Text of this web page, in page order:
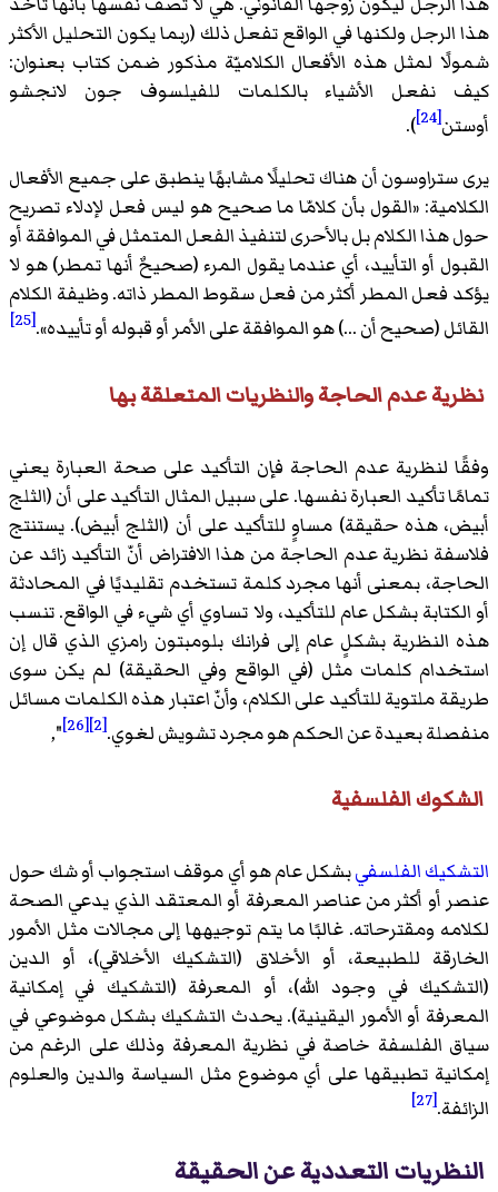
هذا الرجل ولكنها في الواقع تفعل ذلك (ربما يكون التحليل الأكثر
شمولًا لمثل هذه الأفعال الكلاميّة مذكور ضمن كتاب بعنوان:
كيف نفعل الأشياء بالكلمات للفيلسوف جون لانجشو
أوستن[24]
).
يرى ستراوسون أن هناك تحليلًا مشابهًا ينطبق على جميع الأفعال
الكلامية: «القول بأن كلامّا ما صحيح هو ليس فعل لإدلاء تصريح
حول هذا الكلام بل بالأحرى لتنفيذ الفعل المتمثل في الموافقة أو
القبول أو التأييد، أي عندما يقول المرء (صحيحٌ أنها تمطر) هو لا
يؤكد فعل المطر أكثر من فعل سقوط المطر ذاته. وظيفة الكلام
القائل (صحيح أن ...) هو الموافقة على الأمر أو قبوله أو تأييده».[25]
نظرية عدم الحاجة والنظريات المتعلقة بها
وفقًا لنظرية عدم الحاجة فإن التأكيد على صحة العبارة يعني
تمامًا تأكيد العبارة نفسها. على سبيل المثال التأكيد على أن (الثلج
أبيض، هذه حقيقة) مساوٍ للتأكيد على أن (الثلج أبيض). يستنتج
فلاسفة نظرية عدم الحاجة من هذا الافتراض أنّ التأكيد زائد عن
الحاجة، بمعنى أنها مجرد كلمة تستخدم تقليديًا في المحادثة
أو الكتابة بشكل عام للتأكيد، ولا تساوي أي شيء في الواقع. تنسب
هذه النظرية بشكلٍ عام إلى فرانك بلومبتون رامزي الذي قال إن
استخدام كلمات مثل (في الواقع وفي الحقيقة) لم يكن سوى
طريقة ملتوية للتأكيد على الكلام، وأنّ اعتبار هذه الكلمات مسائل
منفصلة بعيدة عن الحكم هو مجرد تشويش لغوي.[2]
[26]
",
الشكوك الفلسفية
التشكيك الفلسفيبشكل عام هو أي موقف استجواب أو شك حول
عنصر أو أكثر من عناصر المعرفة أو المعتقد الذي يدعي الصحة
لكلامه ومقترحاته. غالبًا ما يتم توجيهها إلى مجالات مثل الأمور
الخارقة للطبيعة، أو الأخلاق (التشكيك الأخلاقي)، أو الدين
(التشكيك في وجود الله)، أو المعرفة (التشكيك في إمكانية
المعرفة أو الأمور اليقينية). يحدث التشكيك بشكل موضوعي في
سياق الفلسفة خاصة في نظرية المعرفة وذلك على الرغم من
إمكانية تطبيقها على أي موضوع مثل السياسة والدين والعلوم
الزائفة.[27]
النظريات التعددية عن الحقيقة